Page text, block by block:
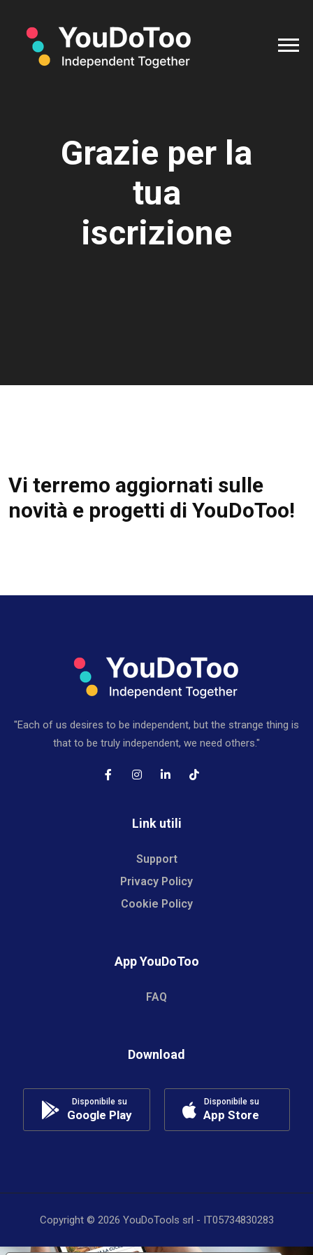
Grazie per la
tua
iscrizione
Vi terremo aggiornati sulle
novità e progetti di YouDoToo!
"Each of us desires to be independent, but the strange thing is
that to be truly independent, we need others."
Link utili
Support
Privacy Policy
Cookie Policy
App YouDoToo
FAQ
Download
Disponibile su
Google Play
Disponibile su
App Store
Copyright © 2026 YouDoTools srl - IT05734830283